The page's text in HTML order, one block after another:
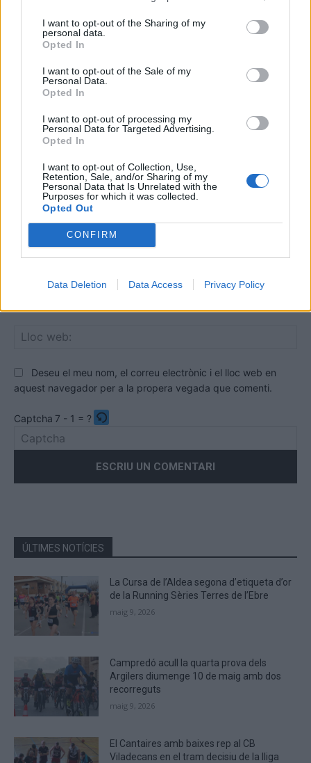
I want to opt-out of the Sharing of my
personal data.
Opted In
I want to opt-out of the Sale of my
Personal Data.
Opted In
I want to opt-out of processing my
Personal Data for Targeted Advertising.
Opted In
I want to opt-out of Collection, Use,
Retention, Sale, and/or Sharing of my
Personal Data that Is Unrelated with the
Purposes for which it was collected.
Opted Out
CONFIRM
Data Deletion Data Access Privacy Policy
abril 19, 2026
DEIXA UNA RESPOSTA
Deseu el meu nom, el correu electrònic i el lloc web en
aquest navegador per a la propera vegada que comenti.
Captcha 7 - 1 = ?
the
the
CAPTCHA
to
verify
that
you
ÚLTIMES NOTÍCIES
La Cursa de l’Aldea segona d’etiqueta d’or
de la Running Sèries Terres de l’Ebre
maig 9, 2026
Campredó acull la quarta prova dels
Argilers diumenge 10 de maig amb dos
recorreguts
maig 9, 2026
El Cantaires amb baixes rep al CB
Viladecans en el tram decisiu de la lliga